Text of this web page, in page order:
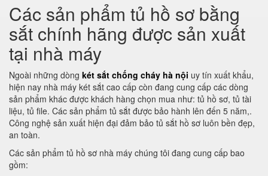
Các sản phẩm tủ hồ sơ bằng
sắt chính hãng được sản xuất
tại nhà máy
Ngoài những dòng két sắt chống cháy hà nội uy tín xuất khẩu,
hiện nay nhà máy két sắt cao cấp còn đang cung cấp các dòng
sản phẩm khác được khách hàng chọn mua như: tủ hồ sơ, tủ tài
liệu, tủ file. Các sản phẩm tủ sắt được bảo hành lên đến 5 năm,.
Công nghệ sản xuất hiện đại đảm bảo tủ sắt hồ sơ luôn bền đẹp,
an toàn.
Các sản phẩm tủ hồ sơ nhà máy chúng tôi đang cung cấp bao
gồm: